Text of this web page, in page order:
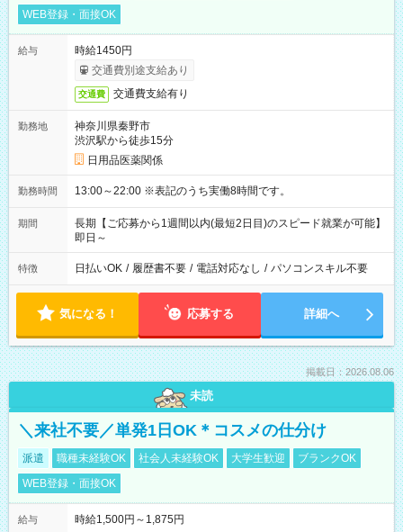
WEB登録・面接OK
給与
時給1450円
交通費別途支給あり
交通費 交通費支給有り
勤務地
神奈川県秦野市
渋沢駅から徒歩15分
日用品医薬関係
勤務時間 13:00～22:00 ※表記のうち実働8時間です。
期間
長期【ご応募から1週間以内(最短2日目)のスピード就業が可能】
即日～
特徴 日払いOK / 履歴書不要 / 電話対応なし / パソコンスキル不要
気になる！ 応募する 詳細へ
掲載日：2026.08.06
未読
＼来社不要／単発1日OK＊コスメの仕分け
派遣 職種未経験OK 社会人未経験OK 大学生歓迎
ブランクOK
WEB登録・面接OK
給与 時給1,500円～1,875円